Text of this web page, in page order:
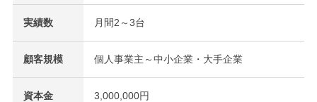
実績数 月間2～3台
顧客規模 個人事業主～中小企業・大手企業
資本金 3,000,000円